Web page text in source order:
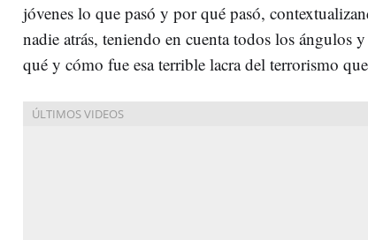
jóvenes lo que pasó y por qué pasó,
nadie atrás, teniendo en cuenta todos los ángulos
qué y cómo fue esa terrible lacra del terrorismo